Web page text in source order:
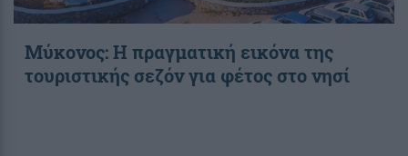
Μύκονος: Η πραγματική εικόνα της
τουριστικής σεζόν για φέτος στο νησί